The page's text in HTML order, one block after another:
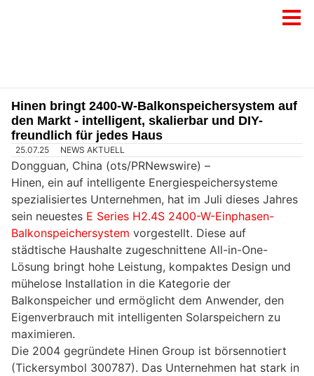
Hinen bringt 2400-W-Balkonspeichersystem auf
den Markt - intelligent, skalierbar und DIY-
freundlich für jedes Haus
25.07.25 NEWS AKTUELL
Dongguan, China (ots/PRNewswire) –
Hinen, ein auf intelligente Energiespeichersysteme
spezialisiertes Unternehmen, hat im Juli dieses Jahres
sein neuestes E Series H2.4S 2400-W-Einphasen-
Balkonspeichersystem vorgestellt. Diese auf
städtische Haushalte zugeschnittene All-in-One-
Lösung bringt hohe Leistung, kompaktes Design und
mühelose Installation in die Kategorie der
Balkonspeicher und ermöglicht dem Anwender, den
Eigenverbrauch mit intelligenten Solarspeichern zu
maximieren.
Die 2004 gegründete Hinen Group ist börsennotiert
(Tickersymbol 300787). Das Unternehmen hat stark in